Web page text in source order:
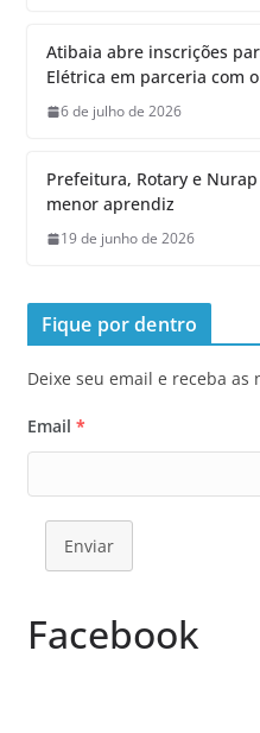
Atibaia abre inscrições
Elétrica em parceria com o
6 de julho de 2026
Prefeitura, Rotary e
menor aprendiz
19 de junho de 2026
Fique por dentro
Deixe seu email e receba as
Email *
Enviar
Facebook